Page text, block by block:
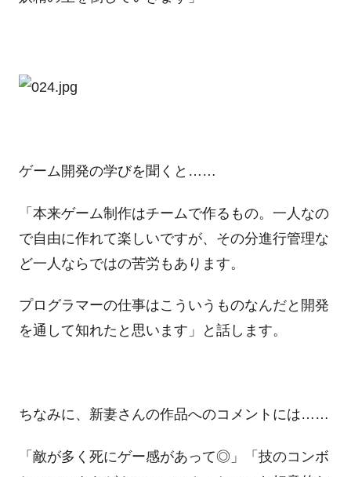
ゲーム開発の学びを聞くと……
「本来ゲーム制作はチームで作るもの。一人なの
で自由に作れて楽しいですが、その分進行管理な
ど一人ならではの苦労もあります。
プログラマーの仕事はこういうものなんだと開発
を通して知れたと思います」と話します。
ちなみに、新妻さんの作品へのコメントには……
「敵が多く死にゲー感があって◎」「技のコンボ